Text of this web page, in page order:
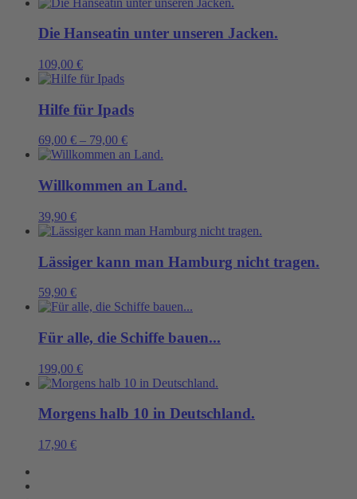
Die Hanseatin unter unseren Jacken.
109,00 €
Hilfe für Ipads
69,00 € – 79,00 €
Willkommen an Land.
39,90 €
Lässiger kann man Hamburg nicht tragen.
59,90 €
Für alle, die Schiffe bauen...
199,00 €
Morgens halb 10 in Deutschland.
17,90 €